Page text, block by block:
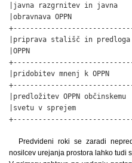
|javna razgrnitev in
|obravnava OPPN
|priprava stališč in
|OPPN
|pridobitev mnenj k
|predložitev OPPN
|svetu v sprejem
Predvideni roki se zaradi
nosilcev urejanja prostora lahko tudi